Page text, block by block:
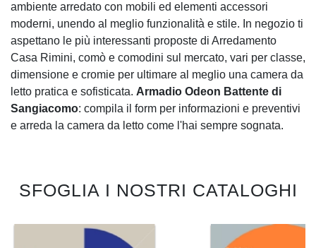
ambiente arredato con mobili ed elementi accessori
moderni, unendo al meglio funzionalità e stile. In negozio ti
aspettano le più interessanti proposte di Arredamento
Casa Rimini, comò e comodini sul mercato, vari per classe,
dimensione e cromie per ultimare al meglio una camera da
letto pratica e sofisticata. Armadio Odeon Battente di
Sangiacomo: compila il form per informazioni e preventivi
e arreda la camera da letto come l'hai sempre sognata.
SFOGLIA I NOSTRI CATALOGHI